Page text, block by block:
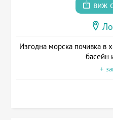
виж
Изгодна морска почивка в
басейн
+